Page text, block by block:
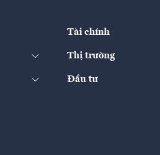
Tài chính
Thị trường
Đầu tư